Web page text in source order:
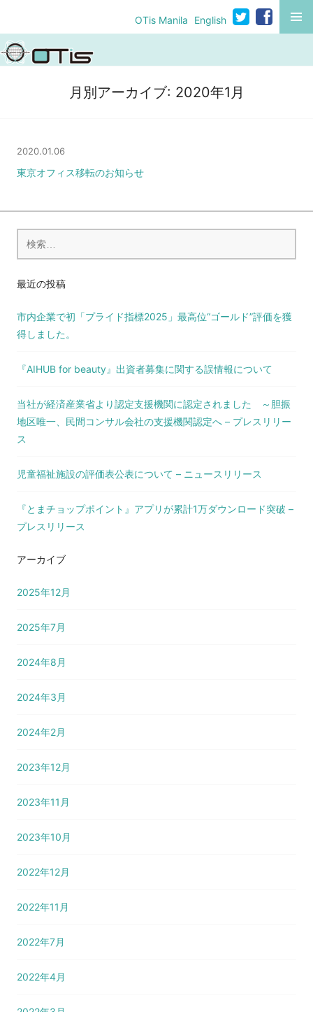
テ
ン
MENU
OTis Manila English
月別アーカイブ: 2020年1月
2020.01.06
東京オフィス移転のお知らせ
最近の投稿
市内企業で初「プライド指標2025」最高位“ゴールド”評価を獲
得しました。
『AIHUB for beauty』出資者募集に関する誤情報について
当社が経済産業省より認定支援機関に認定されました ～胆振
地区唯一、民間コンサル会社の支援機関認定へ – プレスリリー
ス
児童福祉施設の評価表公表について – ニュースリリース
『とまチョップポイント』アプリが累計1万ダウンロード突破 –
プレスリリース
アーカイブ
2025年12月
2025年7月
2024年8月
2024年3月
2024年2月
2023年12月
2023年11月
2023年10月
2022年12月
2022年11月
2022年7月
2022年4月